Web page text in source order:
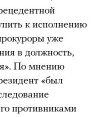
к исполнению
уже
в должность,
По мнению
«был
противниками